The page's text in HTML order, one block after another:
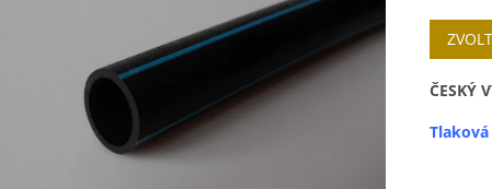
ČESKÝ
Tlaková